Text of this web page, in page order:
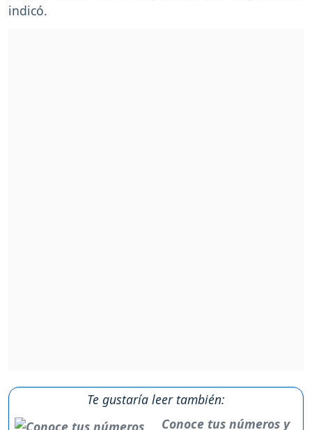
indicó.
Te gustaría leer también:
Conoce tus números y